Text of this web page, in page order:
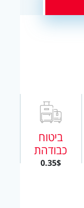
ביטוח
כבודהת
0.35$